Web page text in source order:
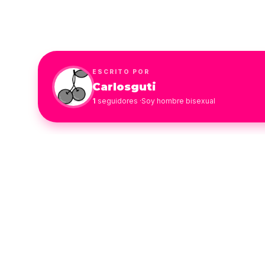
ESCRITO POR
Carlosguti
1 seguidores ·Soy hombre bisexual